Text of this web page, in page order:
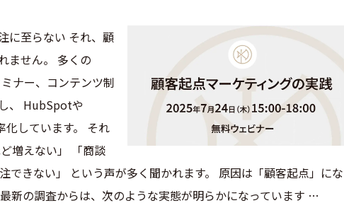
に至らない それ、顧
ません。 多くの
ナー、コンテンツ制
、 HubSpotや
化しています。 それ
増えない」 「商談
できない」 という声が多く聞かれます。 原因は「顧客起点」に
新の調査からは、次のような実態が明らかになっています …